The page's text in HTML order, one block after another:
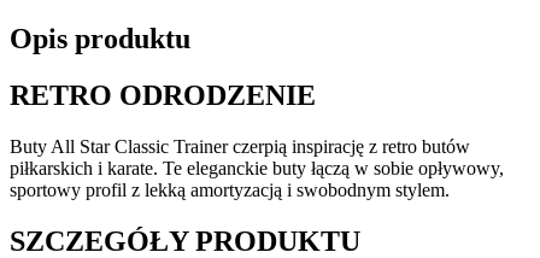
Opis produktu
RETRO ODRODZENIE
Buty All Star Classic Trainer czerpią inspirację z retro butów
piłkarskich i karate. Te eleganckie buty łączą w sobie opływowy,
sportowy profil z lekką amortyzacją i swobodnym stylem.
SZCZEGÓŁY PRODUKTU